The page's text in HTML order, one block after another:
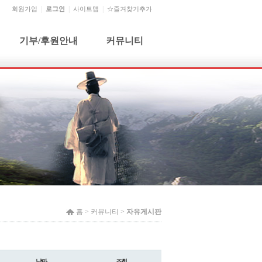
회원가입 로그인 사이트맵 ☆즐겨찾기추가
기부/후원안내
기부금사용내역
커뮤니티
건의사항
월별행사
홈 > 커뮤니티 > 자유게시판